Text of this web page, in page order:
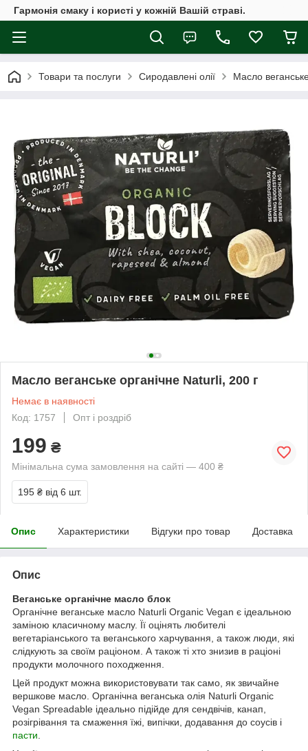
Гармонія смаку і користі у кожній Вашій страві.
Товари та послуги Сиродавлені олії Масло
Масло веганське органічне Naturli, 200 г
Немає в наявності
Код: 1757
Опт і роздріб
199 ₴
Мінімальна сума замовлення на сайті — 400 ₴
195 ₴ від 6 шт.
Опис Характеристики Відгуки про товар Доставка
Опис
Веганське органічне масло блок
Органічне веганське масло Naturli Organic Vegan є ідеальною
заміною класичному маслу. Її оцінять любителі
вегетаріанського та веганського харчування, а також люди, які
слідкують за своїм раціоном. А також ті хто знизив в раціоні
продукти молочного походження.
Цей продукт можна використовувати так само, як звичайне
вершкове масло. Органічна веганська олія Naturli Organic
Vegan Spreadable ідеально підійде для сендвічів, канап,
розігрівання та смаження їжі, випічки, додавання до соусів і
пасти